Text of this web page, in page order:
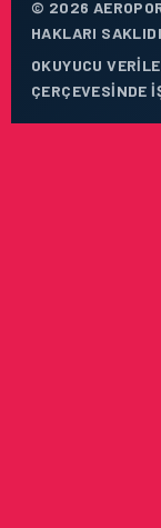
© 2026
HAKLARI
OKUYUCU
ÇERÇEVESINDE